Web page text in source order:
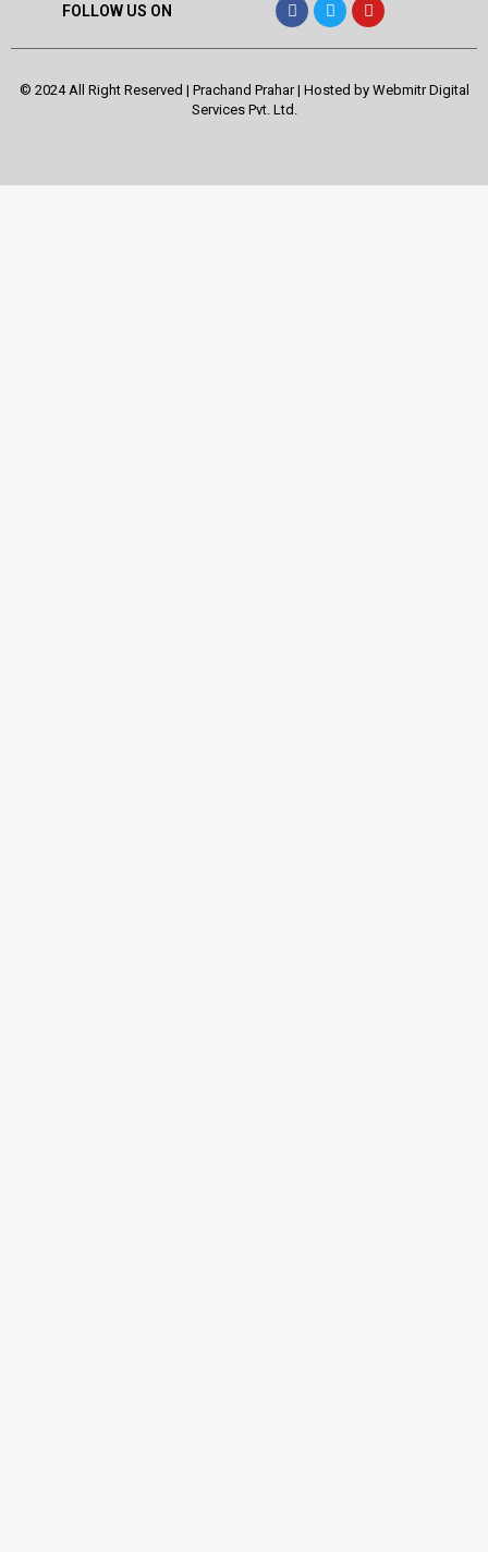
FOLLOW US ON
© 2024 All Right Reserved | Prachand Prahar | Hosted by Webmitr Digital
Services Pvt. Ltd.